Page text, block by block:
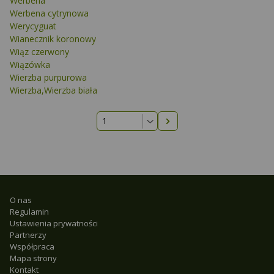
Werbena cytrynowa
Werycyguat
Wianecznik koronowy
Wiąz czerwony
Wiązówka
Wierzba purpurowa
Wierzba,Wierzba biała
Następna strona
O nas
Regulamin
Ustawienia prywatności
Partnerzy
Współpraca
Mapa strony
Kontakt